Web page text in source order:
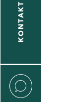
KONTAKT